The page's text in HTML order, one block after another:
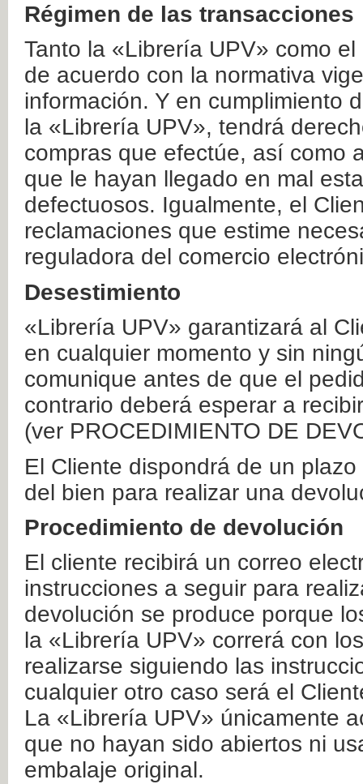
Régimen de las transacciones
Tanto la «Librería UPV» como
de acuerdo con la normativa
información. Y en cumplimiento
la «Librería UPV», tendrá
compras que efectúe, así como
que le hayan llegado en mal
defectuosos. Igualmente, el
reclamaciones que estime
reguladora del comercio
Desestimiento
«Librería UPV» garantizará al
en cualquier momento y sin
comunique antes de que el
contrario deberá esperar a
(ver PROCEDIMIENTO DE
El Cliente dispondrá de un
del bien para realizar una
Procedimiento de devolución
El cliente recibirá un correo
instrucciones a seguir para
devolución se produce porque
la «Librería UPV» correrá con
realizarse siguiendo las
cualquier otro caso será el
La «Librería UPV» únicamente
que no hayan sido abiertos ni
embalaje original.